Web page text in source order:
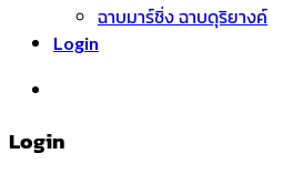
ฉาบมาร์ชิ่ง ฉาบดุริยางค์
Login
Login